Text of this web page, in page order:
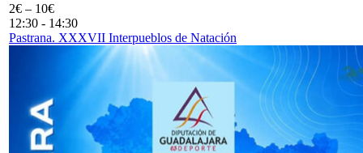
2€ – 10€
12:30 - 14:30
Pastrana. XXXVII Interpueblos de Natación